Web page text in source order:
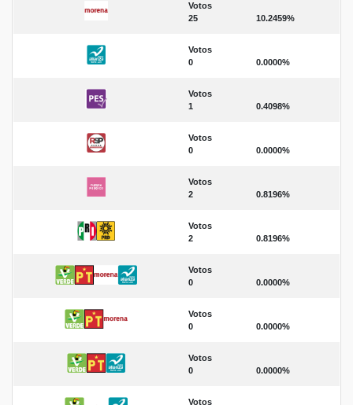
Votos
25
10.2459%
Votos
0
0.0000%
Votos
1
0.4098%
Votos
0
0.0000%
Votos
2
0.8196%
Votos
2
0.8196%
Votos
0
0.0000%
Votos
0
0.0000%
Votos
0
0.0000%
Votos